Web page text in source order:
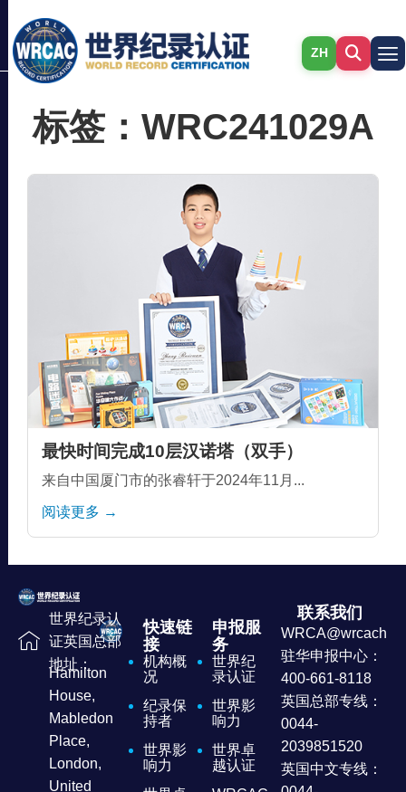
ZH
标签：WRC241029A
最快时间完成10层汉诺塔（双手）
来自中国厦门市的张睿轩于2024年11月...
阅读更多 →
世界纪录认
证英国总部
地址：
Hamilton
House,
Mabledon
Place,
London,
United
快速链
接
机构概
况
纪录保
持者
世界影
响力
申报服
务
世界纪
录认证
世界影
响力
世界卓
越认证
联系我们
驻华申报中心：
400-661-8118
英国总部专线：
0044-
2039851520
英国中文专线：